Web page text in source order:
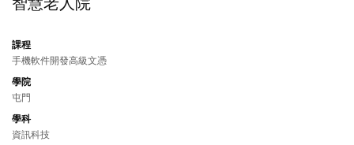
課程
手機軟件開發高級文憑
學院
屯門
學科
資訊科技